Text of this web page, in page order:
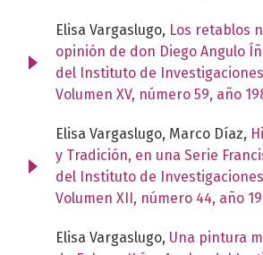
Elisa Vargaslugo, Los retablos
opinión de don Diego Angulo
del Instituto de
Volumen XV, número 59, año
Elisa Vargaslugo, Marco Díaz,
y Tradición, en una Serie
del Instituto de
Volumen XII, número 44, año
Elisa Vargaslugo, Una pintura